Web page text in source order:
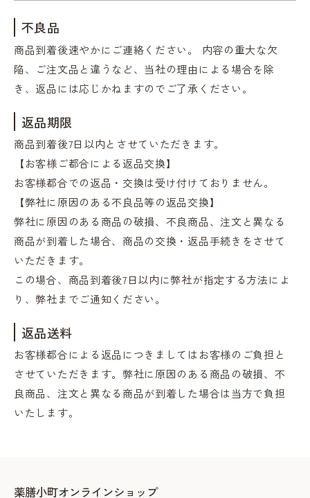
不良品
商品到着後速やかにご連絡ください。 内容の重大な欠
陥、ご注文品と違うなど、当社の理由による場合を除
き、返品には応じかねますのでご了承ください。
返品期限
商品到着後7日以内とさせていただきます。
【お客様ご都合による返品交換】
お客様都合での返品・交換は受け付けておりません。
【弊社に原因のある不良品等の返品交換】
弊社に原因のある商品の破損、不良商品、注文と異なる
商品が到着した場合、商品の交換・返品手続きをさせて
いただきます。
この場合、商品到着後7日以内に弊社が指定する方法によ
り、弊社までご通知ください。
返品送料
お客様都合による返品につきましてはお客様のご負担と
させていただきます。弊社に原因のある商品の破損、不
良商品、注文と異なる商品が到着した場合は当方で負担
いたします。
薬膳小町オンラインショップ